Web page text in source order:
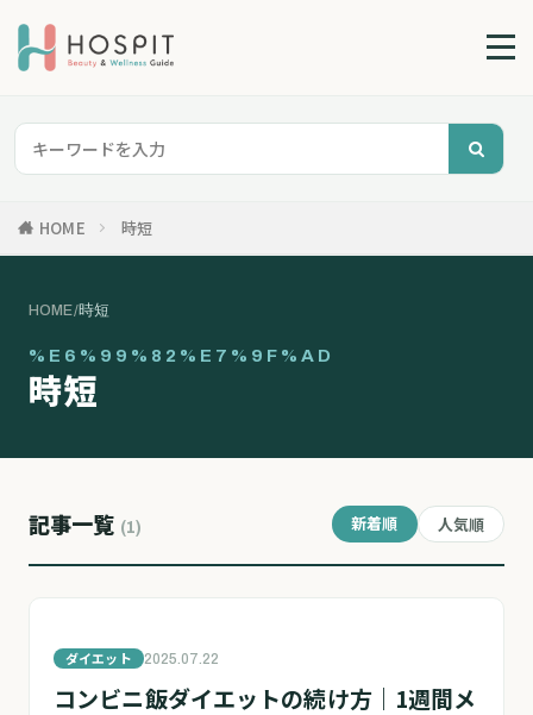
HOME 時短
HOME/時短
%E6%99%82%E7%9F%AD
時短
記事一覧 (1) 新着順 人気順
ダイエット 2025.07.22
コンビニ飯ダイエットの続け方｜1週間メ